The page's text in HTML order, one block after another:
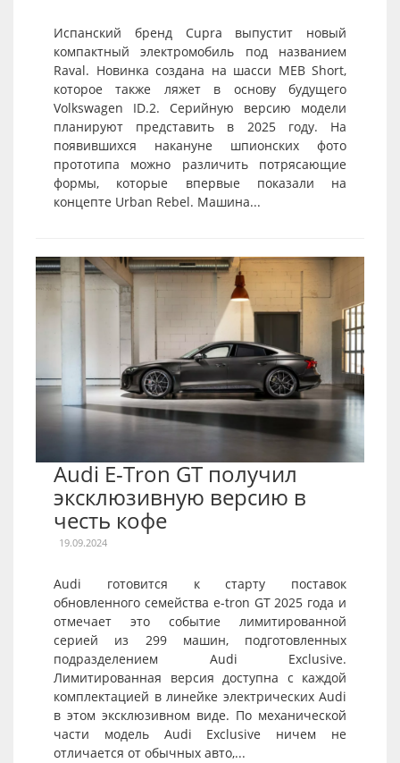
Испанский бренд Cupra выпустит новый
компактный электромобиль под названием
Raval. Новинка создана на шасси MEB Short,
которое также ляжет в основу будущего
Volkswagen ID.2. Серийную версию модели
планируют представить в 2025 году. На
появившихся накануне шпионских фото
прототипа можно различить потрясающие
формы, которые впервые показали на
концепте Urban Rebel. Машина...
Audi E-Tron GT получил
эксклюзивную версию в
честь кофе
19.09.2024
Audi готовится к старту поставок
обновленного семейства e-tron GT 2025 года и
отмечает это событие лимитированной
серией из 299 машин, подготовленных
подразделением Audi Exclusive.
Лимитированная версия доступна с каждой
комплектацией в линейке электрических Audi
в этом эксклюзивном виде. По механической
части модель Audi Exclusive ничем не
отличается от обычных авто,...